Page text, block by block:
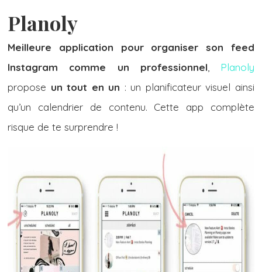
Planoly
Meilleure application pour organiser son feed
Instagram comme un professionnel
Planoly
propose un tout en un : un planificateur visuel ainsi
qu’un calendrier de contenu. Cette app complète
risque de te surprendre !